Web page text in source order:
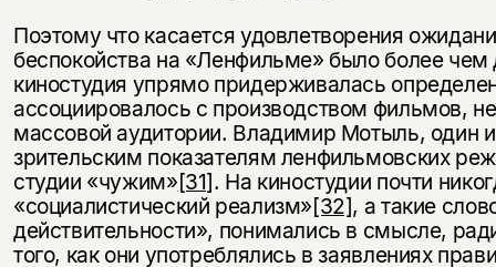
Поэтому что касается удовлетворения
беспокойства на «Ленфильме» было более
киностудия упрямо придерживалась
ассоциировалось с производством фильмов,
массовой аудитории. Владимир Мотыль, один
зрительским показателям ленфильмовских
студии «чужим»[31]. На киностудии почти
«социалистический реализм»[32], а такие
действительности», понимались в смысле,
того, как они употреблялись в заявлениях